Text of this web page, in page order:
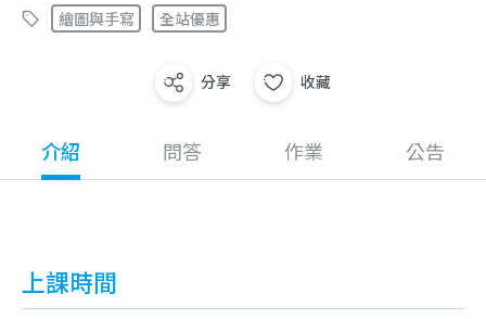
繪圖與手寫 全站優惠
分享 收藏
介紹 問答 作業 公告
上課時間